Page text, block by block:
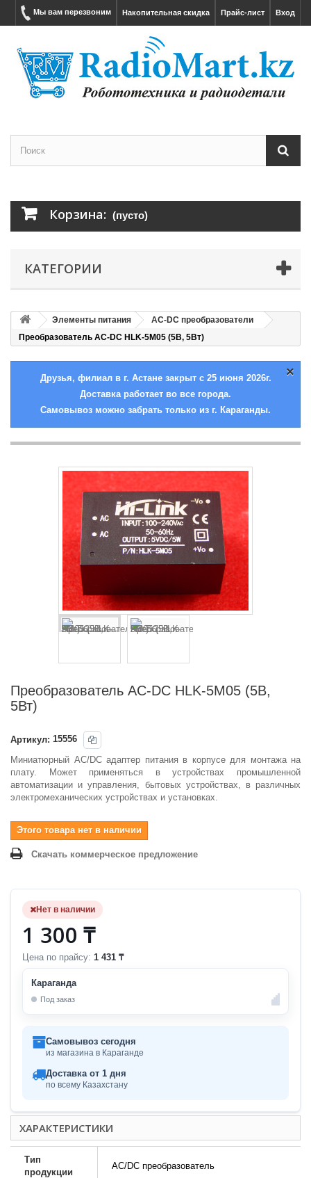
Вход
Прайс-лист
Накопительная скидка
Мы вам перезвоним
Корзина: (пусто)
КАТЕГОРИИ
Элементы питания
AC-DC преобразователи
Преобразователь AC-DC HLK-5M05 (5В, 5Вт)
×
Друзья, филиал в г. Астане закрыт с 25 июня 2026г.
Доставка работает во все города.
Самовывоз можно забрать только из г. Караганды.
Преобразователь AC-DC HLK-5M05 (5В,
5Вт)
Артикул: 15556
Миниатюрный AC/DC адаптер питания в корпусе для монтажа на
плату. Может применяться в устройствах промышленной
автоматизации и управления, бытовых устройствах, в различных
электромеханических устройствах и установках.
Этого товара нет в наличии
Скачать коммерческое предложение
Нет в наличии
1 300 ₸
Цена по прайсу: 1 431 ₸
Караганда
Под заказ
Самовывоз сегодня
из магазина в Караганде
Доставка от 1 дня
по всему Казахстану
ХАРАКТЕРИСТИКИ
Тип
продукции
AC/DC преобразователь